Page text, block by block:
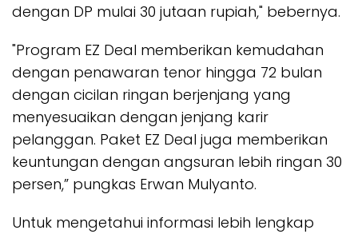
dengan DP mulai 30 jutaan rupiah," bebernya.
"Program EZ Deal memberikan kemudahan
dengan penawaran tenor hingga 72 bulan
dengan cicilan ringan berjenjang yang
menyesuaikan dengan jenjang karir
pelanggan. Paket EZ Deal juga memberikan
keuntungan dengan angsuran lebih ringan 30
persen,” pungkas Erwan Mulyanto.
Untuk mengetahui informasi lebih lengkap